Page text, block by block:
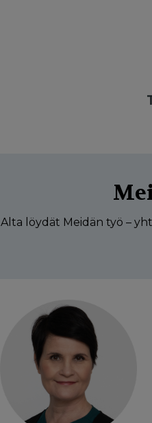
Alta löydät Meidän työ –